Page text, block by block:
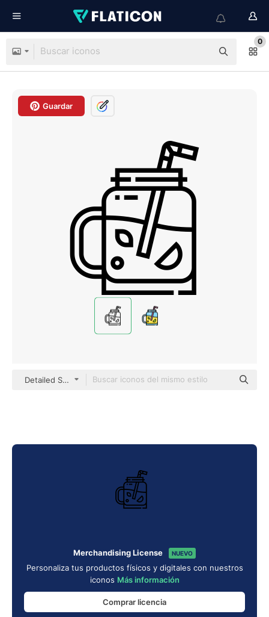
0
Guardar
Detailed Straight Lineal
Merchandising License NUEVO
Personaliza tus productos físicos y digitales con nuestros
iconos Más información
Comprar licencia